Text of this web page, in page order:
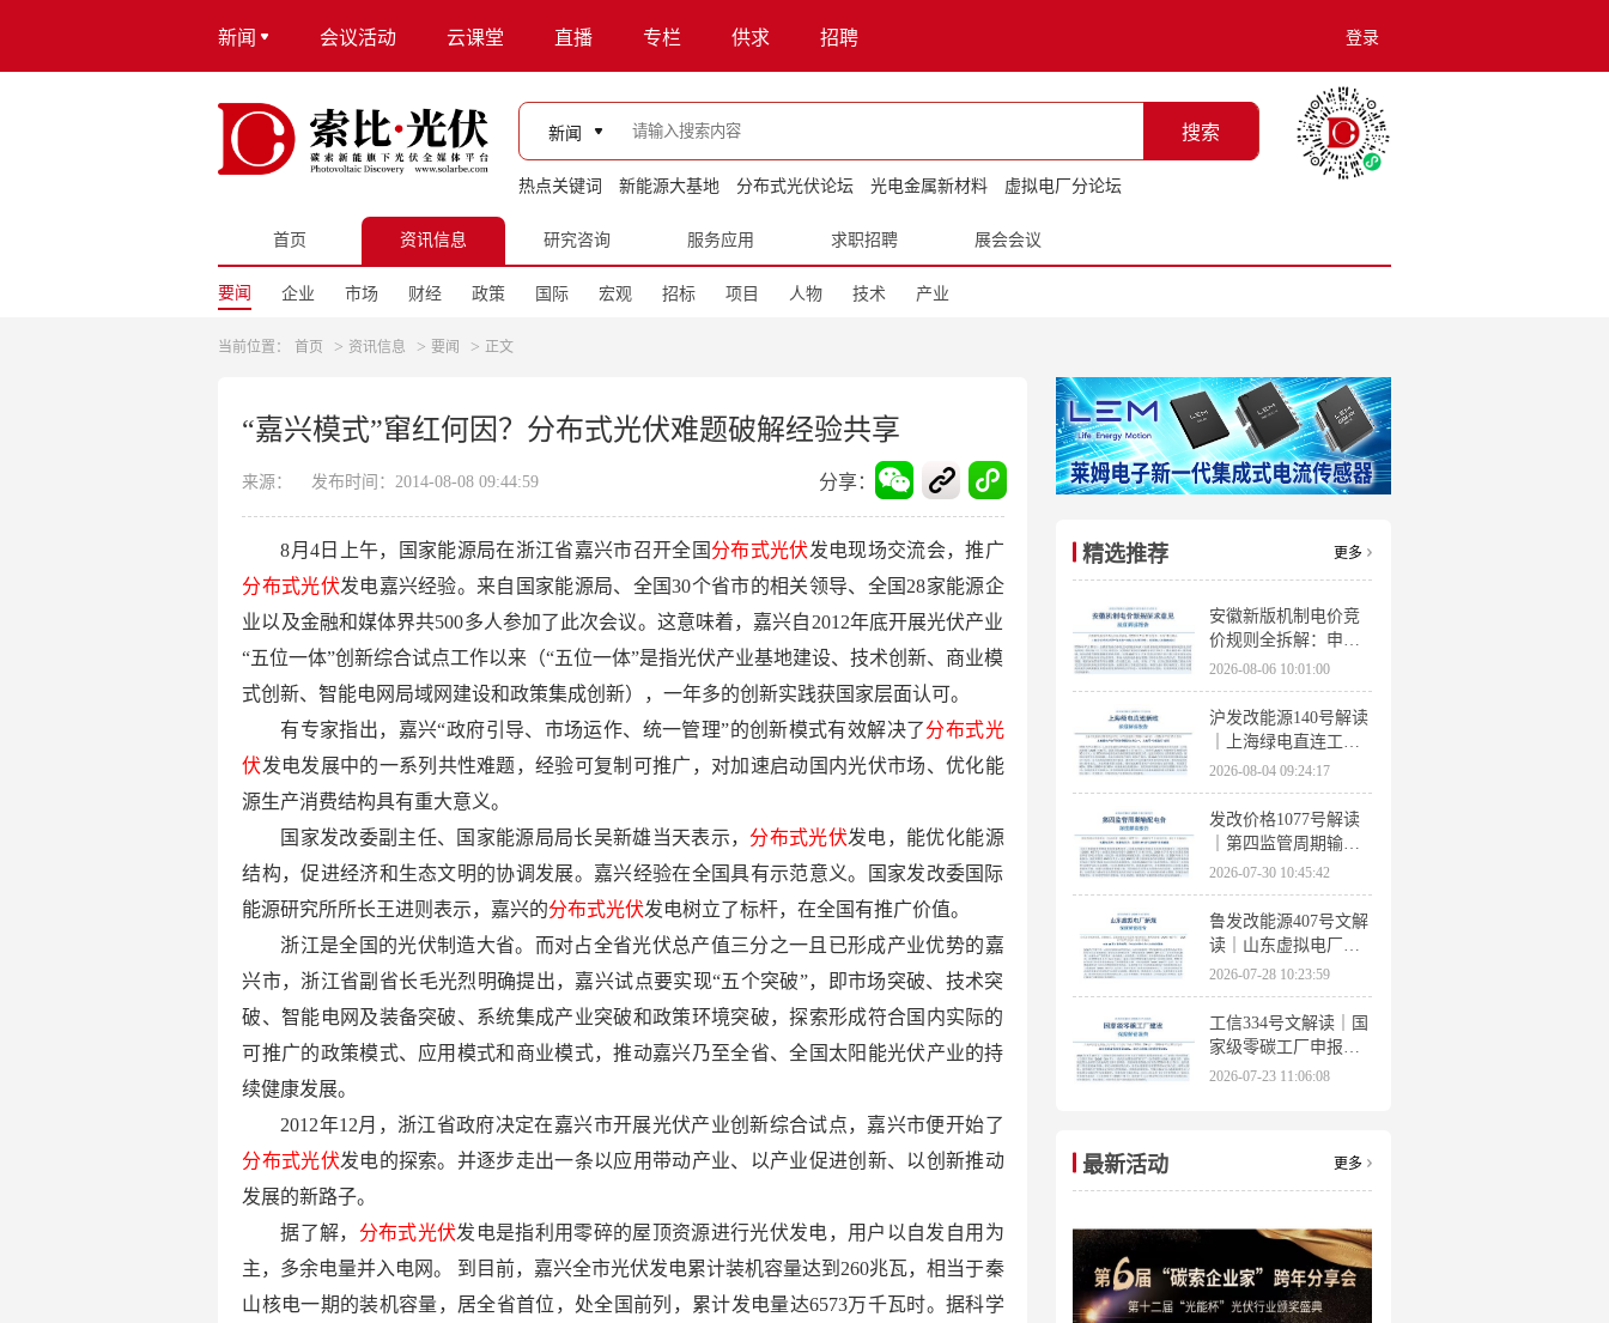
新闻 会议活动 云课堂 直播 专栏 供求 招聘 登录
新闻 搜索
热点关键词 新能源大基地 分布式光伏论坛 光电金属新材料 虚拟电厂分论坛
首页 资讯信息 研究咨询 服务应用 求职招聘 展会会议
要闻 企业 市场 财经 政策 国际 宏观 招标 项目 人物 技术 产业
当前位置： 首页 > 资讯信息 > 要闻 > 正文
“嘉兴模式”窜红何因？分布式光伏难题破解经验共享
来源： 发布时间：2014-08-08 09:44:59 分享：
8月4日上午，国家能源局在浙江省嘉兴市召开全国 分布式光伏发电现场交流会，推广
分布式光伏发电嘉兴经验。来自国家能源局、全国30个省市的相关领导、全国28家能源企
业以及金融和媒体界共500多人参加了此次会议。这意味着，嘉兴自2012年底开展光伏产业
“五位一体”创新综合试点工作以来（“五位一体”是指光伏产业基地建设、技术创新、商业模
式创新、智能电网局域网建设和政策集成创新），一年多的创新实践获国家层面认可。
有专家指出，嘉兴“政府引导、市场运作、统一管理”的创新模式有效解决了分布式光
伏发电发展中的一系列共性难题，经验可复制可推广，对加速启动国内光伏市场、优化能
源生产消费结构具有重大意义。
国家发改委副主任、国家能源局局长吴新雄当天表示， 分布式光伏发电，能优化能源
结构，促进经济和生态文明的协调发展。嘉兴经验在全国具有示范意义。国家发改委国际
能源研究所所长王进则表示，嘉兴的分布式光伏发电树立了标杆，在全国有推广价值。
浙江是全国的光伏制造大省。而对占全省光伏总产值三分之一且已形成产业优势的嘉
兴市，浙江省副省长毛光烈明确提出，嘉兴试点要实现“五个突破”，即市场突破、技术突
破、智能电网及装备突破、系统集成产业突破和政策环境突破，探索形成符合国内实际的
可推广的政策模式、应用模式和商业模式，推动嘉兴乃至全省、全国太阳能光伏产业的持
续健康发展。
2012年12月，浙江省政府决定在嘉兴市开展光伏产业创新综合试点，嘉兴市便开始了
分布式光伏发电的探索。并逐步走出一条以应用带动产业、以产业促进创新、以创新推动
发展的新路子。
据了解， 分布式光伏发电是指利用零碎的屋顶资源进行光伏发电，用户以自发自用为
主，多余电量并入电网。 到目前，嘉兴全市光伏发电累计装机容量达到260兆瓦，相当于秦
山核电一期的装机容量，居全省首位，处全国前列，累计发电量达6573万千瓦时。据科学
精选推荐 更多
安徽新版机制电价竞
价规则全拆解：申报
条件、保函罚则、出
清机制、聚合商门槛
2026-08-06 10:01:00
沪发改能源140号解读
｜上海绿电直连工作
方案 申报条件、源荷
指标、场景优先级全
梳理
2026-08-04 09:24:17
发改价格1077号解读
｜第四监管周期输配
电价落地 电量电价下
调容量电价上调
2026-07-30 10:45:42
鲁发改能源407号文解
读｜山东虚拟电厂管
理办法全文 分布式光
伏打包入市规则详解
2026-07-28 10:23:59
工信334号文解读｜国
家级零碳工厂申报条
件、三大硬性指标、
2026-07-23 11:06:08
最新活动 更多